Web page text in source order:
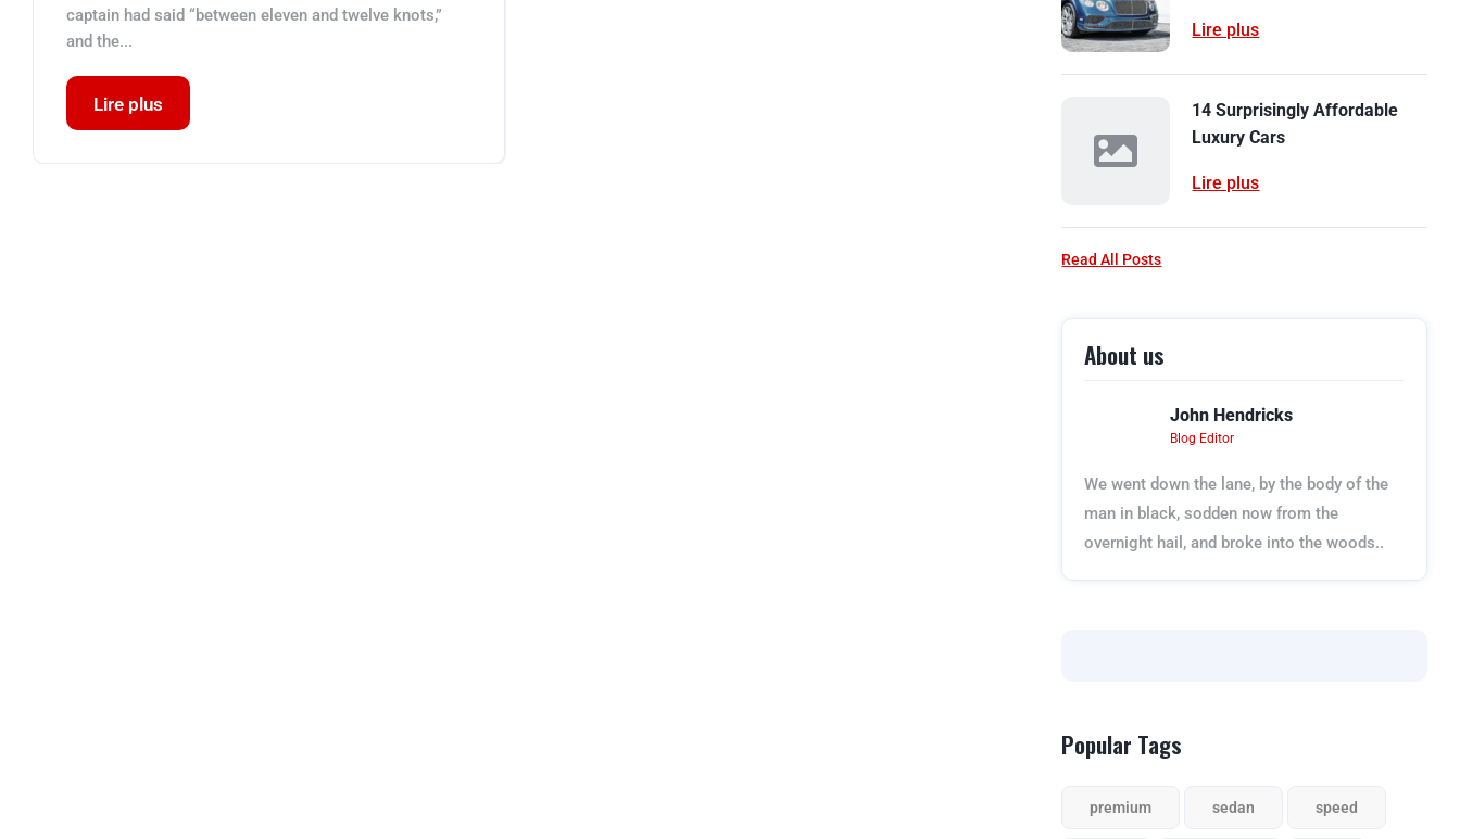
captain had said “between eleven and twelve knots,”
and the...
Lire plus
Lire plus
14 Surprisingly Affordable
Luxury Cars
Lire plus
Read All Posts
About us
John Hendricks
Blog Editor
We went down the lane, by the body of the
man in black, sodden now from the
overnight hail, and broke into the woods..
Popular Tags
premium sedan speed